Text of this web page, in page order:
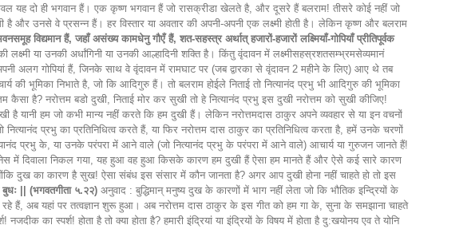
यह दो ही भगवान हैं। एक कृष्ण भगवान हैं जो रासक्रीडा खेलते है, और दूसरे हैं बलराम! तीसरे कोई नहीं जो
और उनसे वे प्रसन्न हैं। हर विस्तार या अवतार की अपनी-अपनी एक लक्ष्मी होती है। लेकिन कृष्ण और बलराम
विद्यमान हैं, जहाँ असंख्य कामधेनु गौएँ हैं, शत-सहस्त्र अर्थात् हजारों-हजारों लक्ष्मियाँ-गोपियाँ प्रीतिपूर्वक
या उनकी अर्धांगिनी या उनकी आल्हादिनी शक्ति है। किंतु वृंदावन में लक्ष्मीसहस्रशतसम्भ्रमसेव्यमानं
अलग गोपियां हैं, जिनके साथ वे वृंदावन में रामघाट पर (जब द्वारका से वृंदावन 2 महीने के लिए) आए थे तब
भूमिका निभाते है, जो कि आदिगुरु हैं। तो बलराम होईले निताई तो नित्यानंद प्रभु भी आदिगुरु की भूमिका
है? नरोत्तम बडो दुखी, निताई मोर कर सुखी तो हे नित्यानंद प्रभु इस दुखी नरोत्तम को सुखी कीजिए!
यानी हम जो कभी मान्य नहीं करते कि हम दुखी हैं। लेकिन नरोत्तमदास ठाकुर अपने व्यवहार से या इन वचनों
प्रभु का प्रतिनिधित्व करते हैं, या फिर नरोत्तम दास ठाकुर का प्रतिनिधित्व करता है, हमें उनके चरणों
प्रभु के, या उनके परंपरा में आने वाले (जो नित्यानंद प्रभु के परंपरा में आने वाले) आचार्य या गुरुजन जानते हैं!
में दिवाला निकल गया, यह हुआ वह हुआ किसके कारण हम दुखी हैं ऐसा हम मानते हैं और ऐसे कई सारे कारण
दुख का कारण है सुख! ऐसा संबंध इस संसार में कौन जानता है? अगर आप दुखी होना नहीं चाहते हो तो इस
बुधः || (भगवतगीता ५.२२) अनुवाद : बुद्धिमान् मनुष्य दुख के कारणों में भाग नहीं लेता जो कि भौतिक इन्द्रियों के
हैं, अब यहां पर तत्वज्ञान शुरू हुआ। अब नरोत्तम दास ठाकुर के इस गीत को हम गा के, सुना के समझाना चाहते
का स्पर्श! होता है तो क्या होता है? हमारी इंद्रियां या इंद्रियों के विषय में होता है दु:खयोनय एव ते योनि